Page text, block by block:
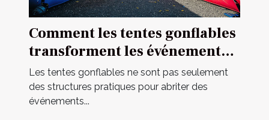
Comment les tentes gonflables
transforment les événements
en spectacles
Les tentes gonflables ne sont pas seulement
des structures pratiques pour abriter des
événements...